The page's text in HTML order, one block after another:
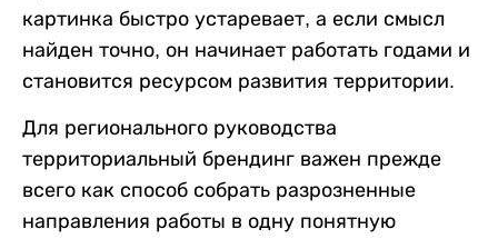
картинка быстро устаревает, а если смысл
найден точно, он начинает работать годами и
становится ресурсом развития территории.
Для регионального руководства
территориальный брендинг важен прежде
всего как способ собрать разрозненные
направления работы в одну понятную